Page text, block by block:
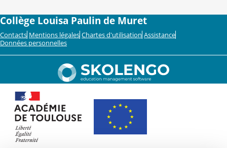
Collège Louisa Paulin de Muret
Contacts Mentions légales Chartes d'utilisation Assistance
Données personnelles